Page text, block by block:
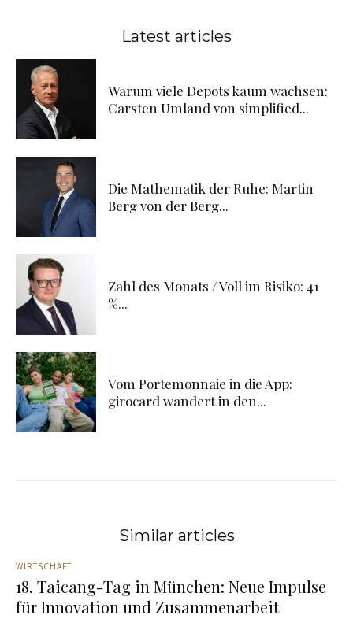
Latest articles
Warum viele Depots kaum wachsen:
Carsten Umland von simplified...
Die Mathematik der Ruhe: Martin
Berg von der Berg...
Zahl des Monats / Voll im Risiko: 41
%...
Vom Portemonnaie in die App:
girocard wandert in den...
Similar articles
WIRTSCHAFT
18. Taicang-Tag in München: Neue Impulse
für Innovation und Zusammenarbeit